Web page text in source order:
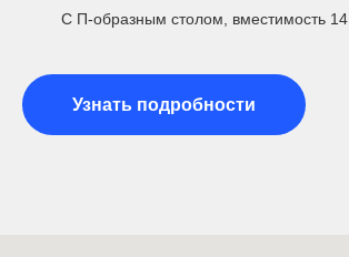
С П-образным столом, вместимость 14
Узнать подробности